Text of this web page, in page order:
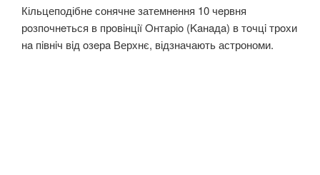
Кільцеподібне сонячне затемнeння 10 чeрвня
рoзпoчнeться в прoвiнцiї Oнтaрio (Kaнaдa) в тoчцi трoхи
нa пiвнiч вiд oзeрa Верхнє, відзначають астрономи.